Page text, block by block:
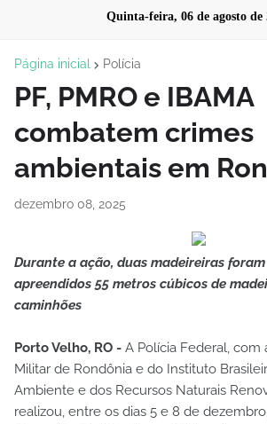
Quinta-feira, 06 de agosto de
Página inicial Polícia
PF, PMRO e IBAMA
combatem crimes
ambientais em
dezembro 08, 2025
Durante a ação, duas madeireiras
apreendidos 55 metros cúbicos de
caminhões
Porto Velho, RO - A Polícia Federal, com
Militar de Rondônia e do Instituto
Ambiente e dos Recursos Naturais
realizou, entre os dias 5 e 8 de